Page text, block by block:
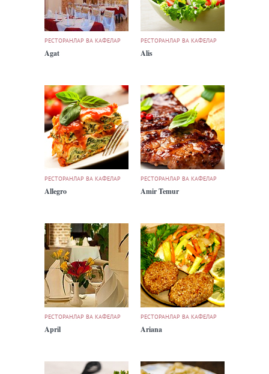
РЕСТОРАНЛАР ВА КАФЕЛАР
Agat
РЕСТОРАНЛАР ВА КАФЕЛАР
Alis
РЕСТОРАНЛАР ВА КАФЕЛАР
Allegro
РЕСТОРАНЛАР ВА КАФЕЛАР
Amir Temur
РЕСТОРАНЛАР ВА КАФЕЛАР
April
РЕСТОРАНЛАР ВА КАФЕЛАР
Ariana